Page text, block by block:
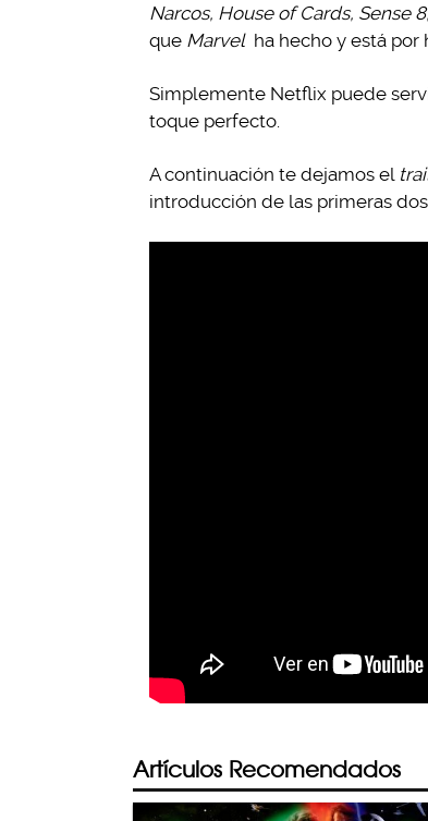
Narcos, House of Cards, Sense
que Marvel ha hecho y está por
Simplemente Netflix puede
toque perfecto.
A continuación te dejamos el
introducción de las primeras
Artículos Recomendados